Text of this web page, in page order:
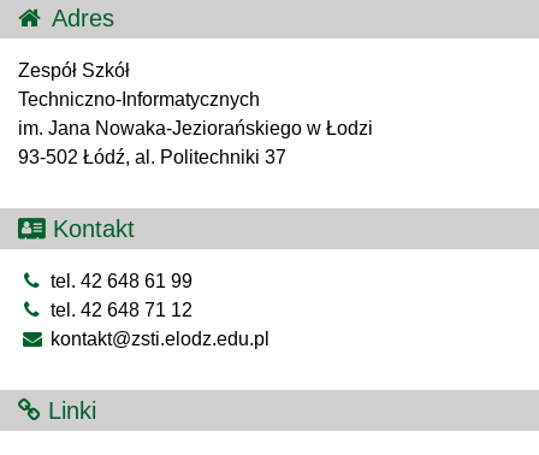
Adres
Zespół Szkół
Techniczno-Informatycznych
im. Jana Nowaka-Jeziorańskiego w Łodzi
93-502 Łódź, al. Politechniki 37
Kontakt
tel. 42 648 61 99
tel. 42 648 71 12
kontakt@zsti.elodz.edu.pl
Linki